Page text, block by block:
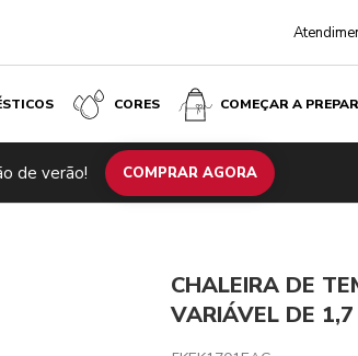
CORES COMEÇAR A
de verão! COMPRAR AGORA
técnicas Comentários€ 149,25
CHALEIRA DE
VARIÁVEL DE 1,7